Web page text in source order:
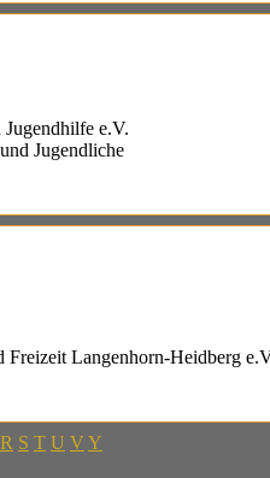
e.V.
Jugendliche
Freizeit Langenhorn-Heidberg
R S T U V Y